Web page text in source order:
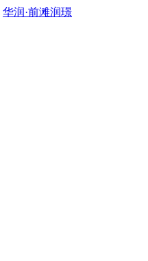
华润·前滩润璟